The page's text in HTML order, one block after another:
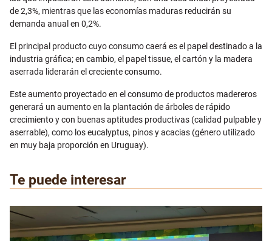
de 2,3%, mientras que las economías maduras reducirán su
demanda anual en 0,2%.
El principal producto cuyo consumo caerá es el papel destinado a la
industria gráfica; en cambio, el papel tissue, el cartón y la madera
aserrada liderarán el creciente consumo.
Este aumento proyectado en el consumo de productos madereros
generará un aumento en la plantación de árboles de rápido
crecimiento y con buenas aptitudes productivas (calidad pulpable y
aserrable), como los eucalyptus, pinos y acacias (género utilizado
en muy baja proporción en Uruguay).
Te puede interesar